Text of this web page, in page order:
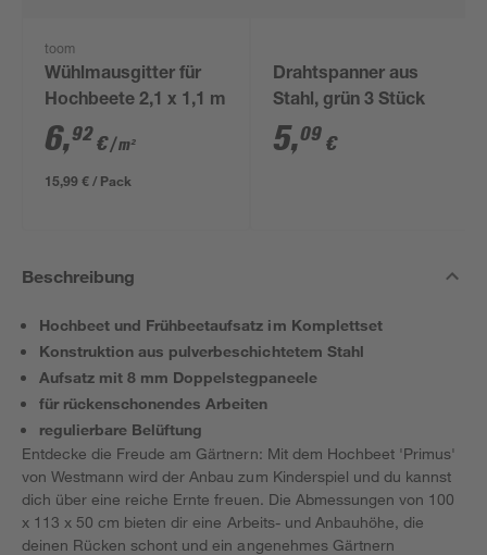
toom
Wühlmausgitter für
Hochbeete 2,1 x 1,1 m
6,92€/ m²
15,99 € / Pack
Drahtspanner aus
Stahl, grün 3 Stück
5,09 €
Beschreibung
Hochbeet und Frühbeetaufsatz im Komplettset
Konstruktion aus pulverbeschichtetem Stahl
Aufsatz mit 8 mm Doppelstegpaneele
für rückenschonendes Arbeiten
regulierbare Belüftung
Entdecke die Freude am Gärtnern: Mit dem Hochbeet 'Primus'
von Westmann wird der Anbau zum Kinderspiel und du kannst
dich über eine reiche Ernte freuen. Die Abmessungen von 100
x 113 x 50 cm bieten dir eine Arbeits- und Anbauhöhe, die
deinen Rücken schont und ein angenehmes Gärtnern